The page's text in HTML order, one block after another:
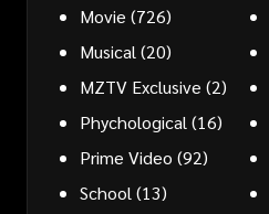
Movie (726)
Musical (20)
MZTV Exclusive (2)
Phychological (16)
Prime Video (92)
School (13)